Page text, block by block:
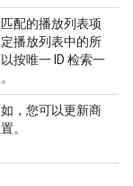
配的播放列表项
播放列表中的所
按唯一 ID 检索一
，您可以更新商
。